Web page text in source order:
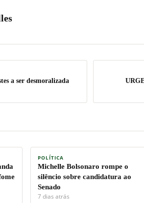
a ser desmoralizada
POLÍTICA
Michelle Bolsonaro rompe o
silêncio sobre candidatura ao
Senado
7 dias atrás